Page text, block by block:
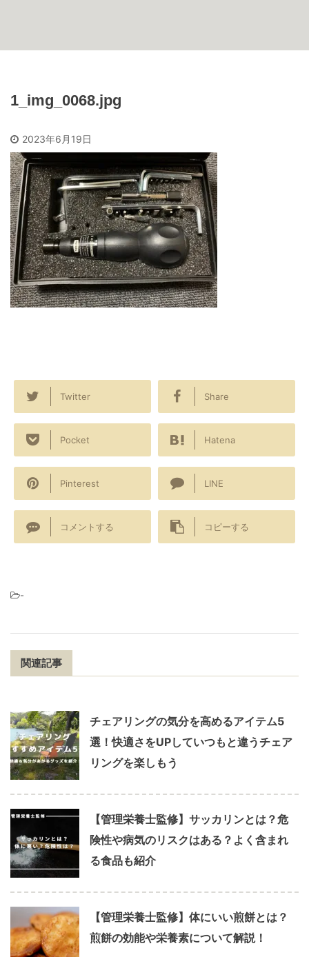
1_img_0068.jpg
2023年6月19日
Twitter Share
Pocket Hatena
Pinterest LINE
コメントする コピーする
-
関連記事
チェアリングの気分を高めるアイテム5
選！快適さをUPしていつもと違うチェア
リングを楽しもう
【管理栄養士監修】サッカリンとは？危
険性や病気のリスクはある？よく含まれ
る食品も紹介
【管理栄養士監修】体にいい煎餅とは？
煎餅の効能や栄養素について解説！